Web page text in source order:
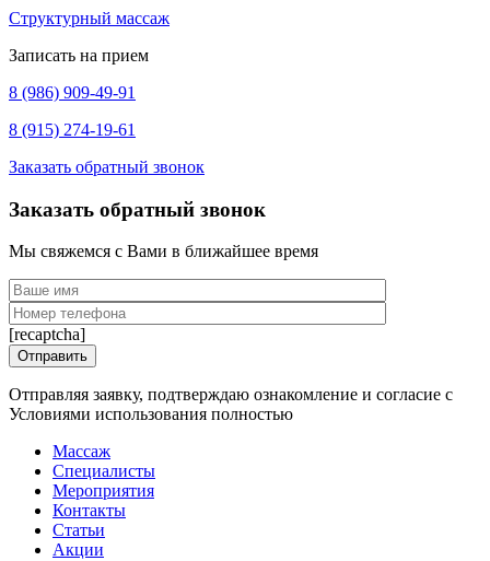
Структурный массаж
Записать на прием
8 (986) 909-49-91
8 (915) 274-19-61
Заказать обратный звонок
Заказать обратный звонок
Мы свяжемся с Вами в ближайшее время
[recaptcha]
Отправляя заявку, подтверждаю ознакомление и согласие с
Условиями использования полностью
Массаж
Специалисты
Мероприятия
Контакты
Статьи
Акции